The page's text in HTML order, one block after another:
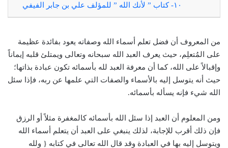
١٠- كتاب ” لأنك الله ” للمؤلف علي بن جابر الفيفي
من المعروف أن فضل تعلم أسماء الله وصفاته يعود بفائدة عظيمة
على المُتعلِم، حيث يعرف العبد الله سبحانه وتعالى ويمتلئ قلبه إيماناً
وإقبالاً على الله، كما أن معرفة العبد لله بأسمائه تكون عبادة بذاتها؛
حيث أنه يتوسل إليه بالأسماء والصفات التي علمها عن ربه، فإذا سئل
الله شيء فإنه يسأله بأسمائه.
ومن المعلوم أن العبد إذا سئل الله بأسمائه كالمغفرة مثلاً أو الرزق
فإن ذلك أقرب للإجابة، لذلك ينبغي على العبد أن يتعلم أسماء الله
ويتوسل إليه بها في العبادة وقد قال الله تعالى في كتابه { ولله